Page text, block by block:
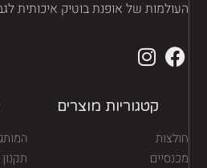
של אופנת בוטיק איכותית לגברים.
קטגוריות מוצרים
המותגים
תקנון אתר